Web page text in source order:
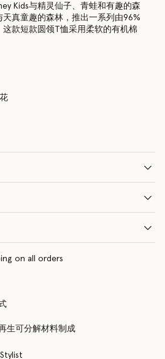
Kids与精灵仙子、青蛙和有趣的森
真童趣的森林，推出一系列由96%
款短款圆领T恤采用柔软的有机棉
on all orders
生可分解材料制成